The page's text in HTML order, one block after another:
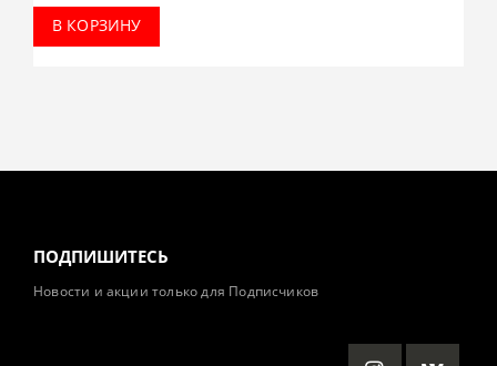
В КОРЗИНУ
ПОДПИШИТЕСЬ
Новости и акции только для Подписчиков